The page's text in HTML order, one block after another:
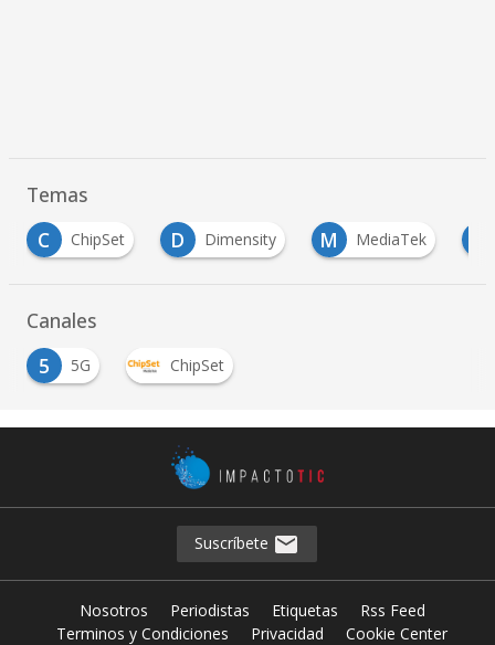
Temas
D
Dimensity M MediaTek R Redmi X
Canales
5
5G ChipSet
Suscríbete
Nosotros Periodistas Etiquetas
Rss Feed
Terminos y Condiciones
Privacidad Cookie Center